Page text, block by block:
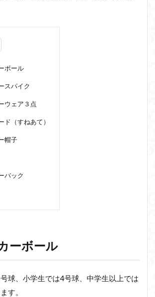
ボール
スパイク
ウェア３点
（すねあて）
帽子
バック
ーボール
球、小学生では4号球、中学生以上では
す。